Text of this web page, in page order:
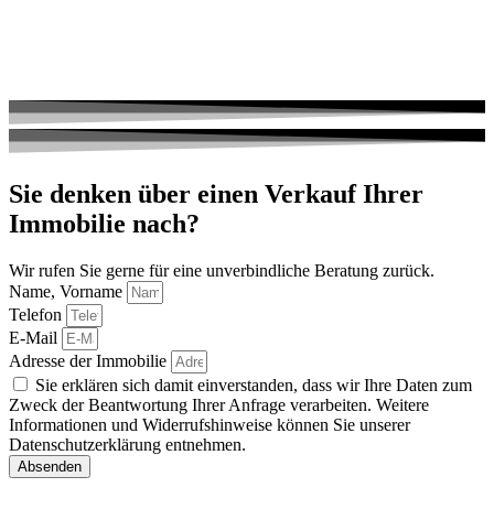
Sie denken über einen Verkauf Ihrer
Immobilie nach?
Wir rufen Sie gerne für eine unverbindliche Beratung zurück.
Name, Vorname
Telefon
E-Mail
Adresse der Immobilie
Sie erklären sich damit einverstanden, dass wir Ihre Daten zum
Zweck der Beantwortung Ihrer Anfrage verarbeiten. Weitere
Informationen und Widerrufshinweise können Sie unserer
Datenschutzerklärung entnehmen.
Absenden